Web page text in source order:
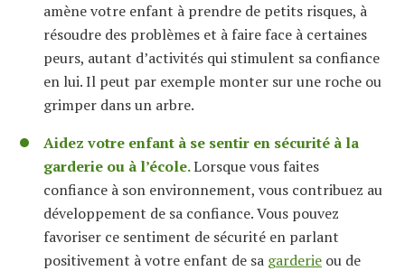
amènevotre enfant à prendre de petits risques, à
résoudre des problèmes et à faire face à certaines
peurs, autant d’activités qui stimulent sa confiance
en lui.Il peut par exemple monter sur une roche ou
grimper dans un arbre.
Aidez votre enfant à se sentir en sécurité à la
garderie ou à l’école.Lorsque vous faites
confiance à son environnement, vous contribuez au
développement de sa confiance. Vous pouvez
favoriser ce sentiment de sécurité en parlant
positivement à votre enfant de sa garderie ou de